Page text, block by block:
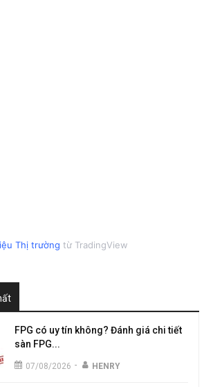
Thị trường từ TradingView
FPG có uy tín không? Đánh giá chi tiết
sàn FPG...
07/08/2026 - HENRY